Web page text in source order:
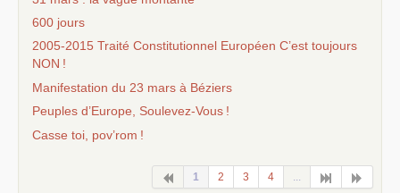
600 jours
2005-2015 Traité Constitutionnel Européen C’est toujours
NON !
Manifestation du 23 mars à Béziers
Peuples d’Europe, Soulevez-Vous !
Casse toi, pov’rom !
1 2 3 4 ...